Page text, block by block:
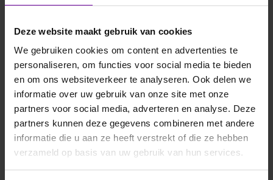
Deze website maakt gebruik van cookies
We gebruiken cookies om content en advertenties te
personaliseren, om functies voor social media te bieden
en om ons websiteverkeer te analyseren. Ook delen we
informatie over uw gebruik van onze site met onze
partners voor social media, adverteren en analyse. Deze
partners kunnen deze gegevens combineren met andere
informatie die u aan ze heeft verstrekt of die ze hebben
verzameld op basis van uw gebruik van hun services.
Omniport 40
Filteren en sorteren